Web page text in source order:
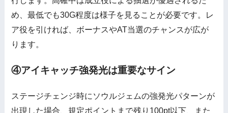
め、最低でも30G程度は様子を見ることが必要です。レ
ア役を引ければ、ボーナスやAT当選のチャンスが広が
ります。
④アイキャッチ強発光は重要なサイン
ステージチェンジ時にソウルジェムの強発光パターンが
出現した場合、規定ポイントまで残り100pt以下、また